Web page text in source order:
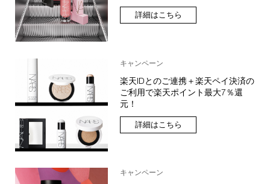
詳細はこちら
キャンペーン
楽天IDとのご連携＋楽天ペイ決済の
ご利用で楽天ポイント最大7％還
元！
詳細はこちら
キャンペーン